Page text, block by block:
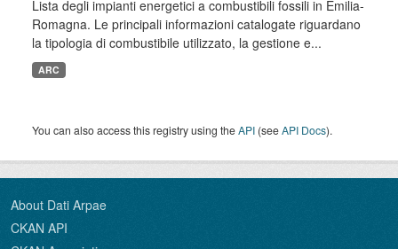
Lista degli impianti energetici a combustibili fossili in Emilia-
Romagna. Le principali informazioni catalogate riguardano
la tipologia di combustibile utilizzato, la gestione e...
ARC
You can also access this registry using theAPI (seeAPI Docs).
About Dati Arpae
CKAN API